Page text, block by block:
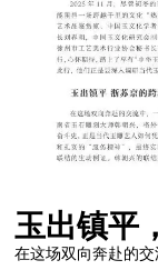
玉出镇平
在这场双向奔赴的